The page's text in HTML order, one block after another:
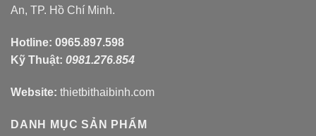
An, TP. Hồ Chí Minh.
Hotline: 0965.897.598
Kỹ Thuật: 0981.276.854
Website: thietbithaibinh.com
DANH MỤC SẢN PHẨM